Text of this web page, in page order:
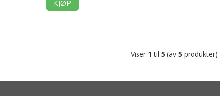
KJØP
Viser 1 til 5 (av 5 produkter)